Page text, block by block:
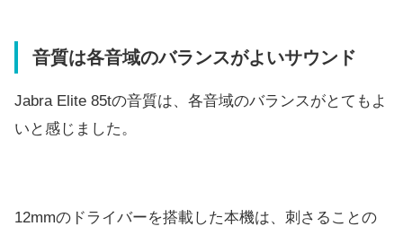
音質は各音域のバランスがよいサウンド
Jabra Elite 85tの音質は、各音域のバランスがとてもよ
いと感じました。
12mmのドライバーを搭載した本機は、刺さることの